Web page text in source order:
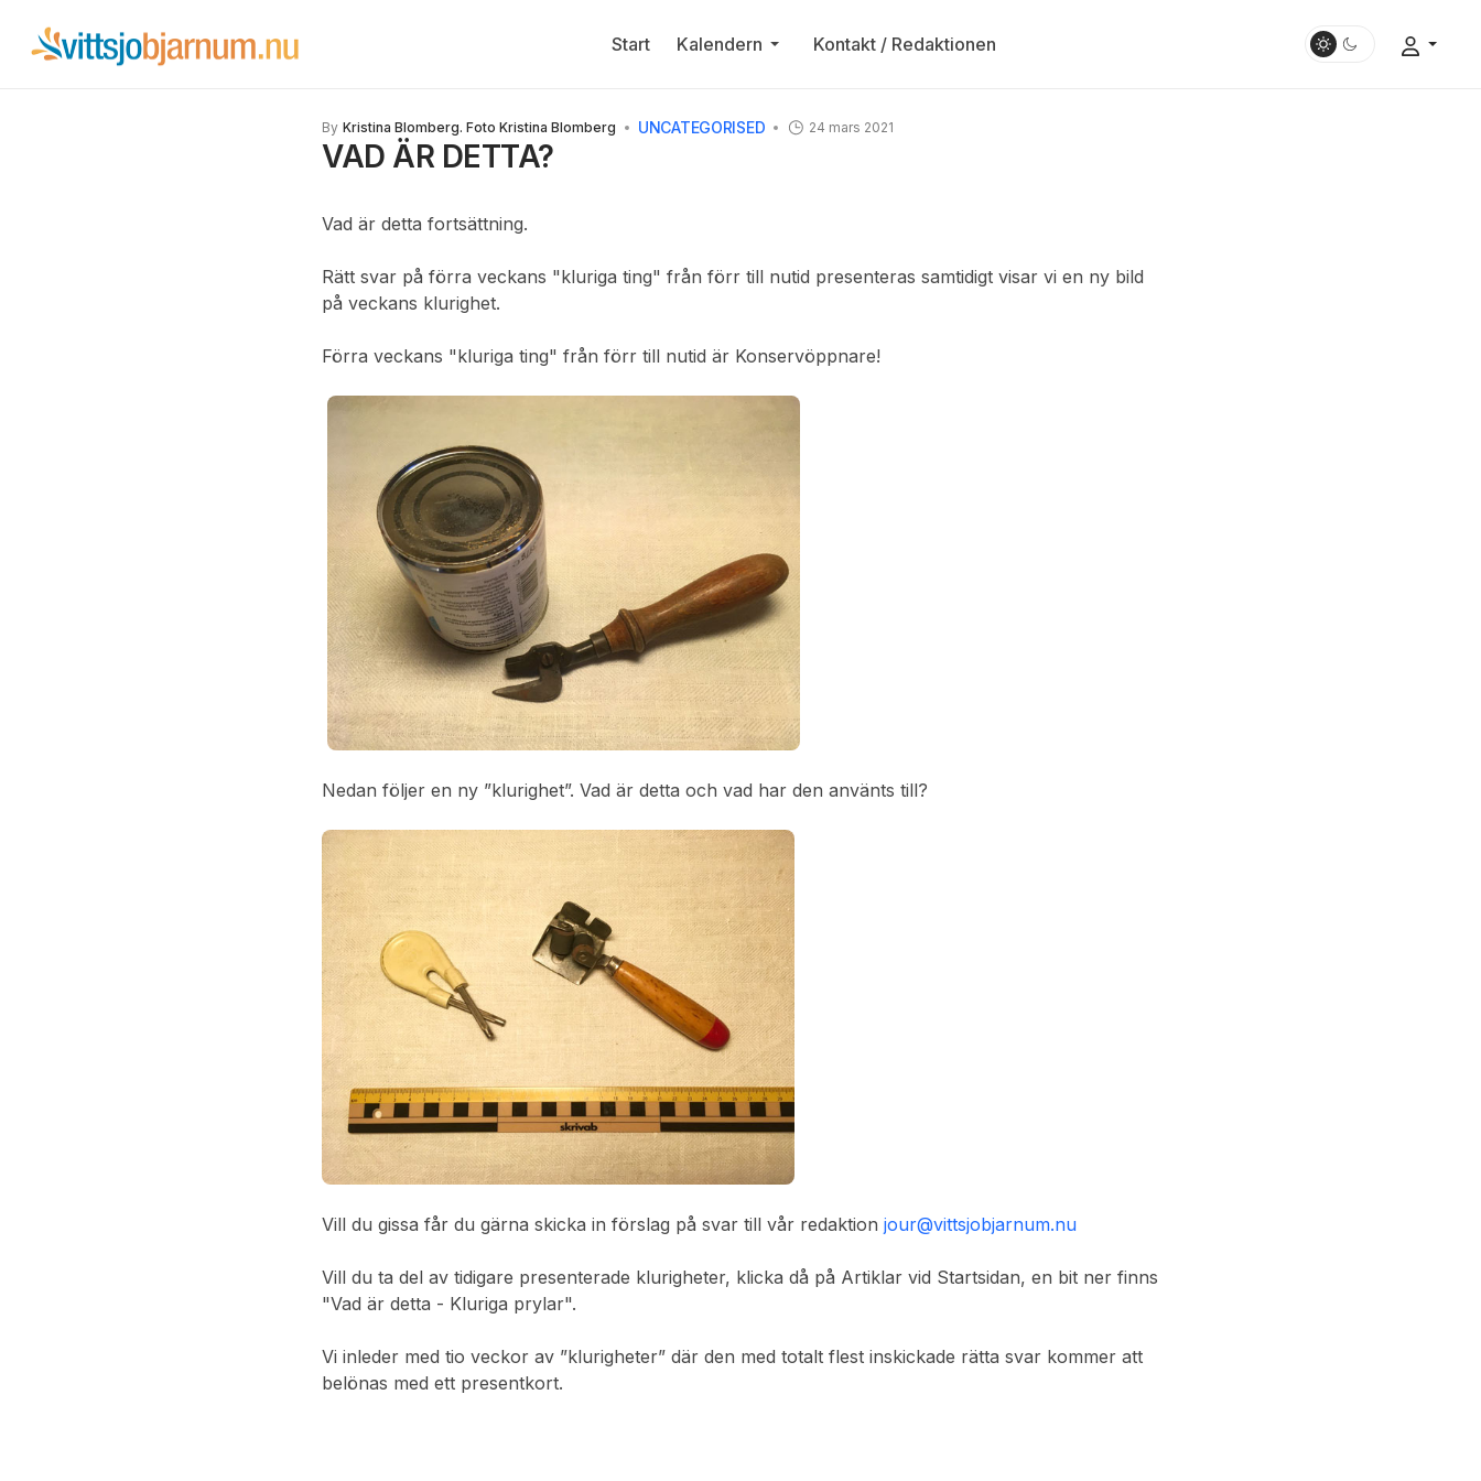
Start Kalendern Kontakt / Redaktionen
By Kristina Blomberg. Foto Kristina Blomberg UNCATEGORISED 24 mars 2021
VAD ÄR DETTA?
Vad är detta fortsättning.
Rätt svar på förra veckans "kluriga ting" från förr till nutid presenteras samtidigt visar vi en ny bild
på veckans klurighet.
Förra veckans "kluriga ting" från förr till nutid är Konservöppnare!
Nedan följer en ny ”klurighet”. Vad är detta och vad har den använts till?
Vill du gissa får du gärna skicka in förslag på svar till vår redaktion jour@vittsjobjarnum.nu
Vill du ta del av tidigare presenterade klurigheter, klicka då på Artiklar vid Startsidan, en bit ner finns
"Vad är detta - Kluriga prylar".
Vi inleder med tio veckor av ”klurigheter” där den med totalt flest inskickade rätta svar kommer att
belönas med ett presentkort.